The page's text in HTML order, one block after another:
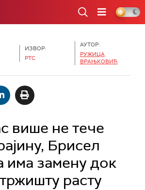
ИЗВОР:
РТС
АУТОР:
РУЖИЦА
ВРАЊКОВИЋ
више не тече
Брисел
има замену док
расту